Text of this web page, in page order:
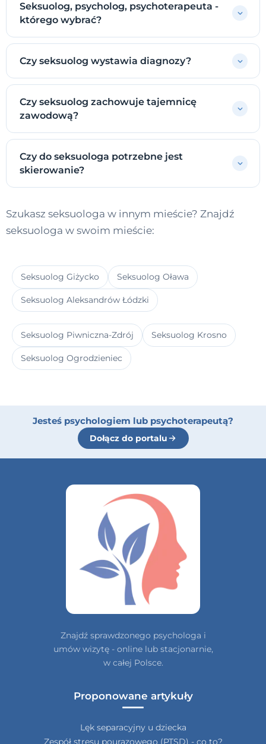
Seksuolog, psycholog, psychoterapeuta -
którego wybrać?
Czy seksuolog wystawia diagnozy?
Czy seksuolog zachowuje tajemnicę
zawodową?
Czy do seksuologa potrzebne jest
skierowanie?
Szukasz seksuologa w innym mieście? Znajdź
seksuologa w swoim mieście:
Seksuolog Giżycko Seksuolog Oława
Seksuolog Aleksandrów Łódzki
Seksuolog Piwniczna-Zdrój Seksuolog Krosno
Seksuolog Ogrodzieniec
Jesteś psychologiem lub psychoterapeutą?
Dołącz do portalu
Znajdź sprawdzonego psychologa i
umów wizytę - online lub stacjonarnie,
w całej Polsce.
Proponowane artykuły
Lęk separacyjny u dziecka
Zespół stresu pourazowego (PTSD) - co to?